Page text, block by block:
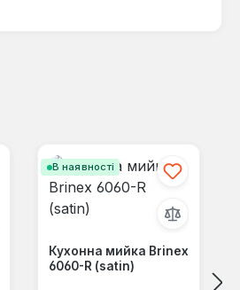
В наявності
Кухонна мийка Brinex
6060-R (satin)